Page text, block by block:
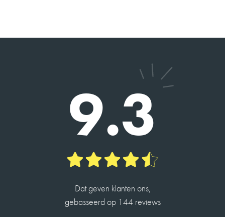
9.3
Dat geven klanten ons,
gebasseerd op 144 reviews
DHR. SEELEN
Charles heeft ons geholpen met de verkoop van
verliep vlot en hij is erg betrokken.
Hij is een hele aardige man en heeft veel kennis.
2026-05-14